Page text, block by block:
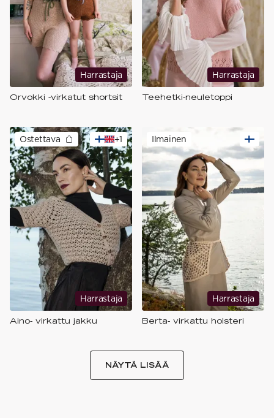
Harrastaja
Orvokki -virkatut shortsit
Harrastaja
Teehetki-neuletoppi
+1
Harrastaja
Ostettava
Aino- virkattu jakku
Harrastaja
Ilmainen
Berta- virkattu holsteri
NÄYTÄ LISÄÄ